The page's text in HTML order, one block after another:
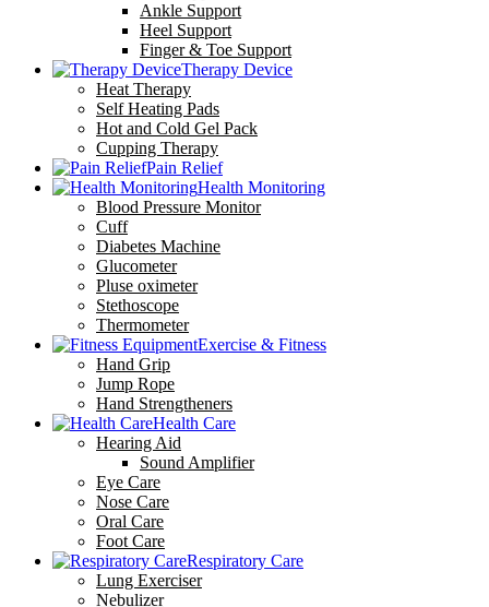
Ankle Support
Heel Support
Finger & Toe Support
Therapy Device
Heat Therapy
Self Heating Pads
Hot and Cold Gel Pack
Cupping Therapy
Pain Relief
Health Monitoring
Blood Pressure Monitor
Cuff
Diabetes Machine
Glucometer
Pluse oximeter
Stethoscope
Thermometer
Exercise & Fitness
Hand Grip
Jump Rope
Hand Strengtheners
Health Care
Hearing Aid
Sound Amplifier
Eye Care
Nose Care
Oral Care
Foot Care
Respiratory Care
Lung Exerciser
Nebulizer